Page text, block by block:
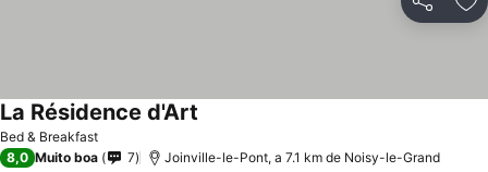
Partilhar
Bed & Breakfast
La Résidence d'Art
8,0 Muito boa 7 Joinville-le-Pont, a 7.1 km de Noisy-le-Grand